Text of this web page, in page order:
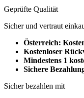
Geprüfte Qualität
Sicher und vertraut
Österreich:
Kostenloser
Mindestens 1
Sichere
Sicher bezahlen mit